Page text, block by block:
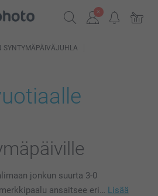
SYNTYMÄPÄIVÄJUHLA
jonkun suurta 3-0
ansaitsee eri… Lisää